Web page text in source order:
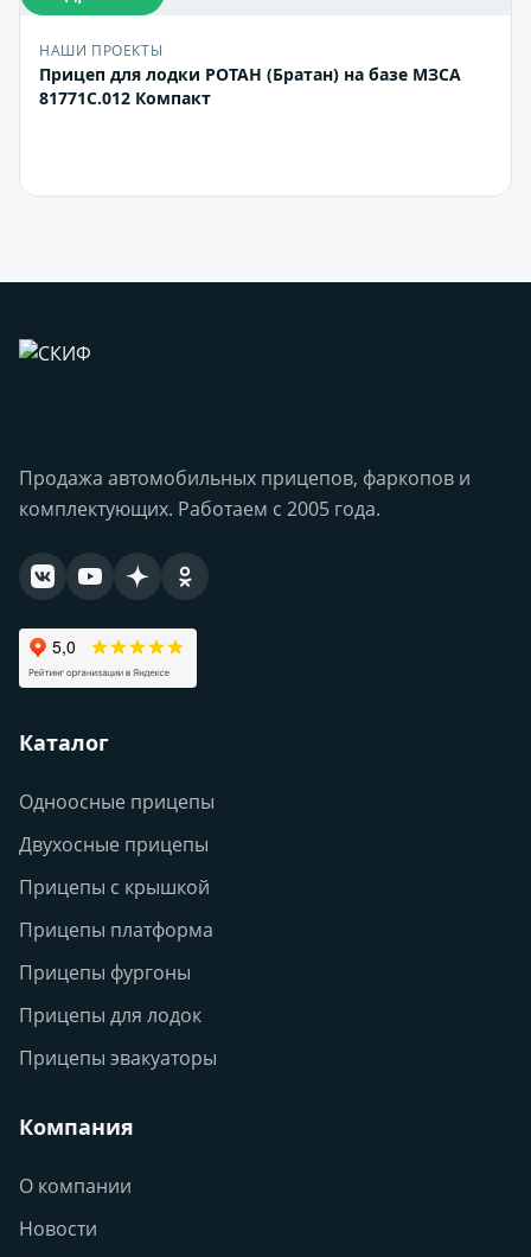
НАШИ ПРОЕКТЫ
Прицеп для лодки РОТАН (Братан) на базе МЗСА
81771С.012 Компакт
Продажа автомобильных прицепов, фаркопов и
комплектующих. Работаем с 2005 года.
Каталог
Одноосные прицепы
Двухосные прицепы
Прицепы с крышкой
Прицепы платформа
Прицепы фургоны
Прицепы для лодок
Прицепы эвакуаторы
Компания
О компании
Новости